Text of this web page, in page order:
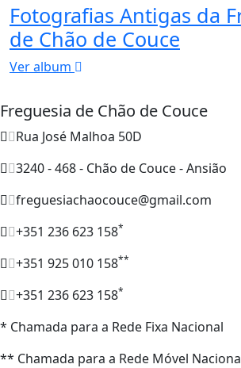
Fotografias Antigas da
de Chão de Couce
Ver album
Freguesia de Chão de Couce
Rua José Malhoa 50D
3240 - 468 - Chão de Couce - Ansião
freguesiachaocouce@gmail.com
+351 236 623 158*
+351 925 010 158**
+351 236 623 158*
* Chamada para a Rede Fixa Nacional
** Chamada para a Rede Móvel